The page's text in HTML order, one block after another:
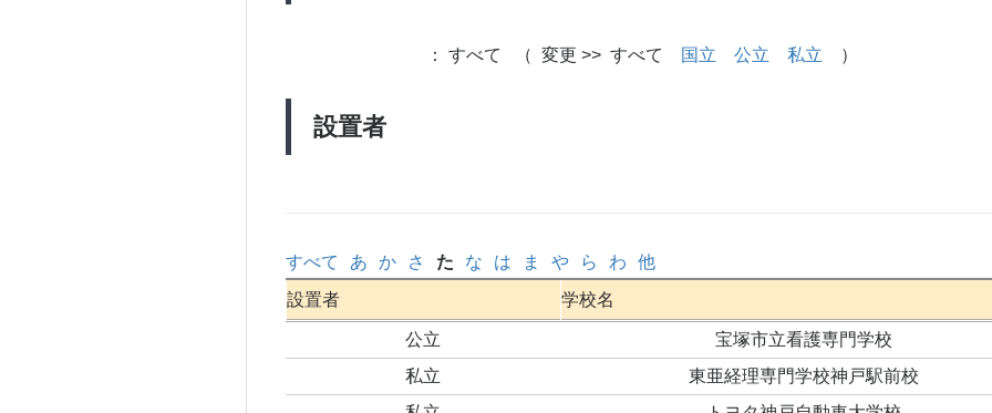
設置者
： すべて （ 変更 >> すべて 国立 公立 私立 ）
すべて あ か さ た な は ま や ら わ
他
設置者
学校名
公立
宝塚市立看護専門学校
私立
東亜経理専門学校神戸駅前校